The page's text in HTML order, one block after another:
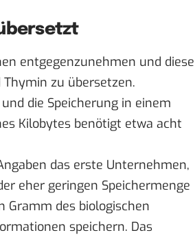
entgegenzunehmen und diese
Thymin zu übersetzen.
die Speicherung in einem
Kilobytes benötigt etwa acht
das erste Unternehmen,
eher geringen Speichermenge
Gramm des biologischen
speichern. Das